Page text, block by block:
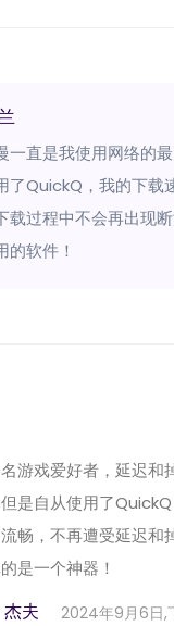
一直是我使用网络的
了QuickQ，我的下载
载过程中不会再出现
的软件！
游戏爱好者，延迟和
是自从使用了
畅，不再遭受延迟和
是一个神器！
夫 2024年9月6日,